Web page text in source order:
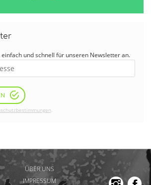
einfach und schnell für unseren Newsletter an.
.
ÜBER UNS
IMPRESSUM